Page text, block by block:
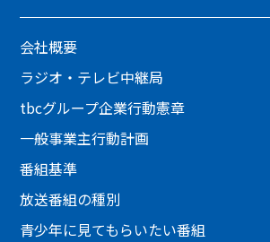
会社概要
ラジオ・テレビ中継局
tbcグループ企業行動憲章
一般事業主行動計画
番組基準
放送番組の種別
青少年に見てもらいたい番組